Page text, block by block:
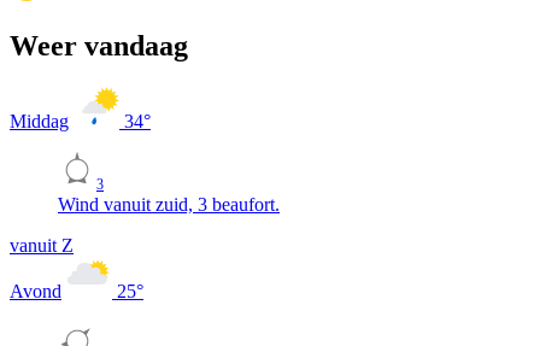
Weer vandaag
Middag 34°
3
Wind vanuit zuid, 3 beaufort.
vanuit Z
Avond 25°